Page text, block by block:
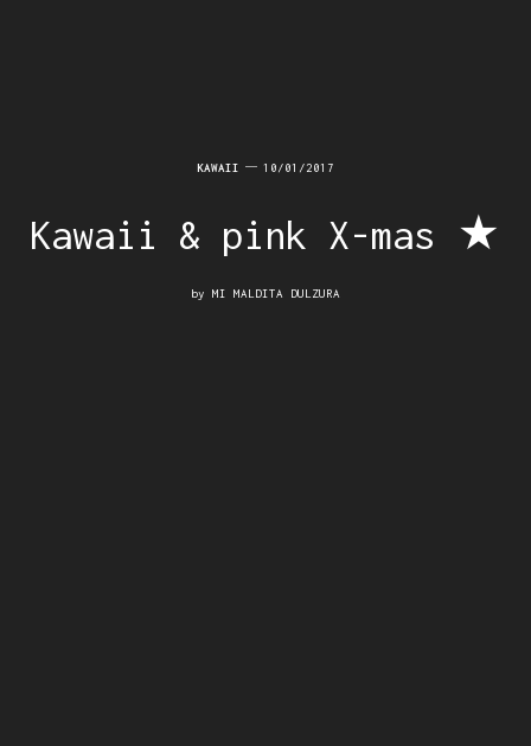
KAWAII 10/01/2017
Kawaii & pink X-mas ★
by MI MALDITA DULZURA